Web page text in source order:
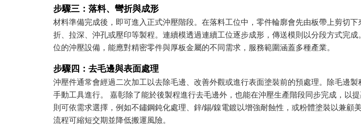
步驟三：落料、彎折與成形
材料準備完成後，即可進入正式沖壓階段。在落料工位中，零件輪廓會先由板帶上剪切
折、拉深、沖孔或壓印等製程。連續模透過連續工位逐步成形，傳送模則以分段方式完
位的沖壓設備，能應對精密零件與厚板金屬的不同需求，服務範圍涵蓋多種產業。
步驟四：去毛邊與表面處理
沖壓件通常會經過二次加工以去除毛邊、改善外觀或進行表面塗裝前的預處理。除毛邊
手動工具進行。 嘉彰除了能於後製程進行去毛邊外，也能在沖壓生產階段同步完成，以
則可依需求選擇，例如不鏽鋼鈍化處理、鋅/錫/鎳電鍍以增強耐蝕性，或粉體塗裝以兼顧
流程可縮短交期並降低搬運風險。